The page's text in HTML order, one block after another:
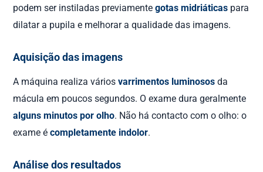
podem ser instiladas previamentegotas midriáticas para
dilatar a pupila e melhorar a qualidade das imagens.
Aquisição das imagens
A máquina realiza váriosvarrimentos luminosos da
mácula em poucos segundos. O exame dura geralmente
alguns minutos por olho. Não há contacto com o olho: o
exame écompletamente indolor.
Análise dos resultados